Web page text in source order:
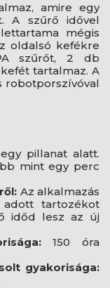
amire egy
A szűrő idővel
mégis
oldalsó kefékre
szűrőt, 2 db
tartalmaz. A
robotporszívóval
pillanat alatt.
mint egy perc
Az alkalmazás
tartozékot
időd lesz az új
150 óra
gyakorisága: